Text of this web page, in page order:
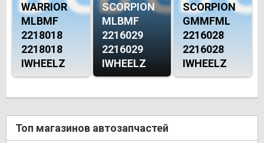
WARRIOR
MLBMF
2218018
2218018
IWHEELZ
SCORPION
MLBMF
2216029
2216029
IWHEELZ
SCORPION
GMMFML
2216028
2216028
IWHEELZ
Топ магазинов автозапчастей